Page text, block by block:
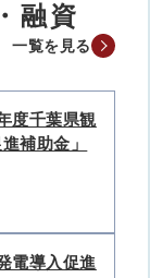
融資
一覧を見る
度千葉県観
補助金」
電導入促進